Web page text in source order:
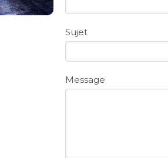
Sujet
Message